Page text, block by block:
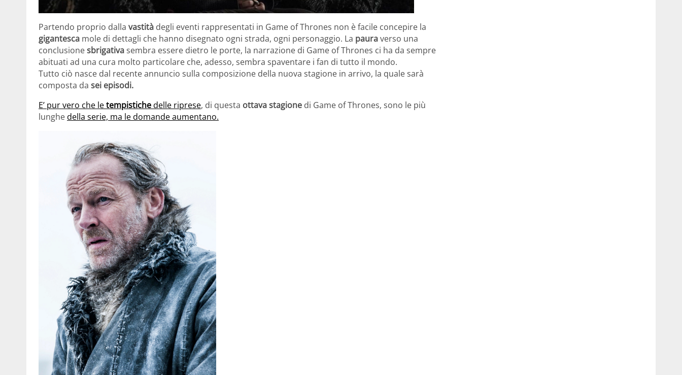
Partendo proprio dalla vastità degli eventi rappresentati in Game of Thrones non è facile concepire la
gigantesca mole di dettagli che hanno disegnato ogni strada, ogni personaggio. La pauraverso una
conclusionesbrigativasembra essere dietro le porte, la narrazione di Game of Thrones ci ha da sempre
abituati ad una cura molto particolare che, adesso, sembra spaventare i fan di tutto il mondo.
Tutto ciò nasce dal recente annuncio sulla composizione della nuova stagione in arrivo, la quale sarà
composta da sei episodi.
E’ pur vero che letempistichedelle riprese, di questa ottava stagione di Game of Thrones, sono le più
lunghedella serie, ma le domande aumentano.